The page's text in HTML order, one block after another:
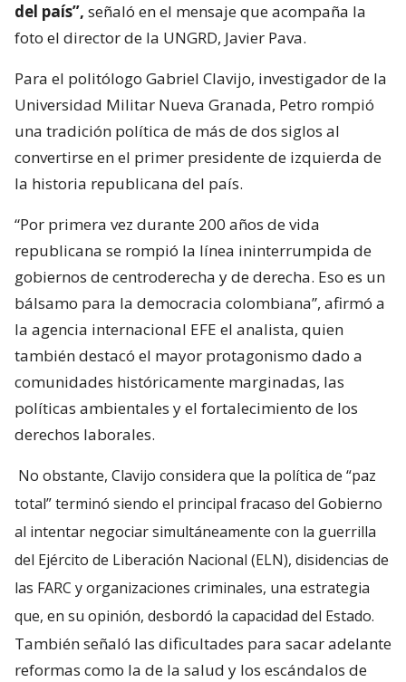
del país”, señaló en el mensaje que acompaña la
foto el director de la UNGRD, Javier Pava.
Para el politólogo Gabriel Clavijo, investigador de la
Universidad Militar Nueva Granada, Petro rompió
una tradición política de más de dos siglos al
convertirse en el primer presidente de izquierda de
la historia republicana del país.
“Por primera vez durante 200 años de vida
republicana se rompió la línea ininterrumpida de
gobiernos de centroderecha y de derecha. Eso es un
bálsamo para la democracia colombiana”, afirmó a
la agencia internacional EFE el analista, quien
también destacó el mayor protagonismo dado a
comunidades históricamente marginadas, las
políticas ambientales y el fortalecimiento de los
derechos laborales.
No obstante, Clavijo considera que la política de “paz
total” terminó siendo el principal fracaso del Gobierno
al intentar negociar simultáneamente con la guerrilla
del Ejército de Liberación Nacional (ELN), disidencias de
las FARC y organizaciones criminales, una estrategia
que, en su opinión, desbordó la capacidad del Estado.
También señaló las dificultades para sacar adelante
reformas como la de la salud y los escándalos de